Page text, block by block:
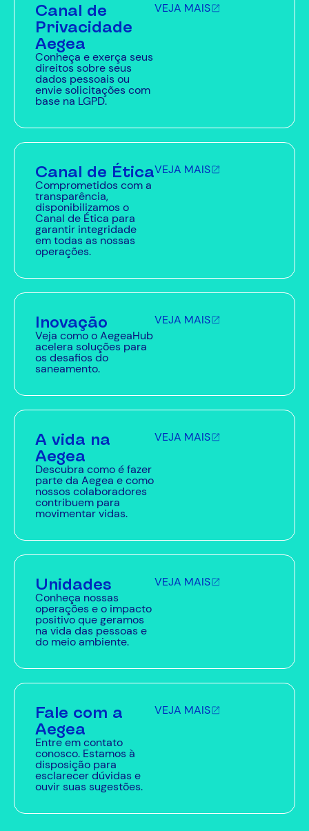
Canal de
Privacidade
Aegea
Conheça e exerça seus
direitos sobre seus
dados pessoais ou
envie solicitações com
base na LGPD.
VEJA MAIS
Canal de Ética
Comprometidos com a
transparência,
disponibilizamos o
Canal de Ética para
garantir integridade
em todas as nossas
operações.
VEJA MAIS
Inovação
Veja como o AegeaHub
acelera soluções para
os desafios do
saneamento.
VEJA MAIS
A vida na
Aegea
Descubra como é fazer
parte da Aegea e como
nossos colaboradores
contribuem para
movimentar vidas.
VEJA MAIS
Unidades
Conheça nossas
operações e o impacto
positivo que geramos
na vida das pessoas e
do meio ambiente.
VEJA MAIS
Fale com a
Aegea
Entre em contato
conosco. Estamos à
disposição para
esclarecer dúvidas e
ouvir suas sugestões.
VEJA MAIS